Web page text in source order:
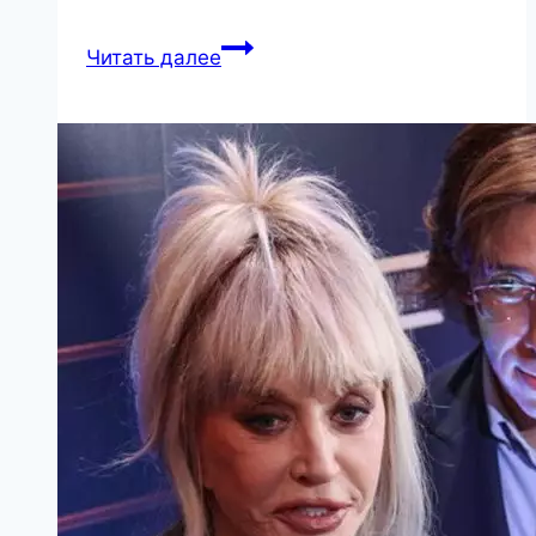
Читать далееЛучшая
от
которой
замирает
сердце